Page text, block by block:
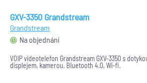
GXV-3350 Grandstream
Grandstream
Na objednání
VOIP videotelefon Grandstream GXV-3350 s
displejem, kamerou. Bluetooth 4.0, Wi-fi.